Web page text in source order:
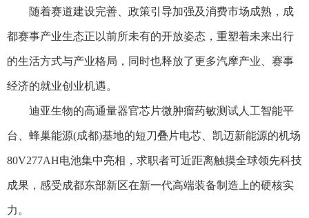
随着赛道建设完善、政策引导加强及消费市场成熟，成
都赛事产业生态正以前所未有的开放姿态，重塑着未来出行
的生活方式与产业格局，同时也释放了更多汽摩产业、赛事
经济的就业创业机遇。
迪亚生物的高通量器官芯片微肿瘤药敏测试人工智能平
台、蜂巢能源(成都)基地的短刀叠片电芯、凯迈新能源的机场
80V277AH电池集中亮相，求职者可近距离触摸全球领先科技
成果，感受成都东部新区在新一代高端装备制造上的硬核实
力。